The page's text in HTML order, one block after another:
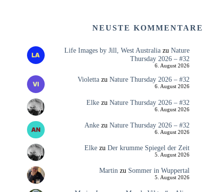
NEUSTE KOMMENTARE
Life Images by Jill, West Australiazu Nature
Thursday 2026 – #32
6. August 2026
Violettazu Nature Thursday 2026 – #32
6. August 2026
Elkezu Nature Thursday 2026 – #32
6. August 2026
Ankezu Nature Thursday 2026 – #32
6. August 2026
Elkezu Der krumme Spiegel der Zeit
5. August 2026
Martin zu Sommer in Wuppertal
5. August 2026